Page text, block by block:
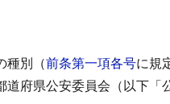
種別（前条第一項各号に規
府県公安委員会（以下